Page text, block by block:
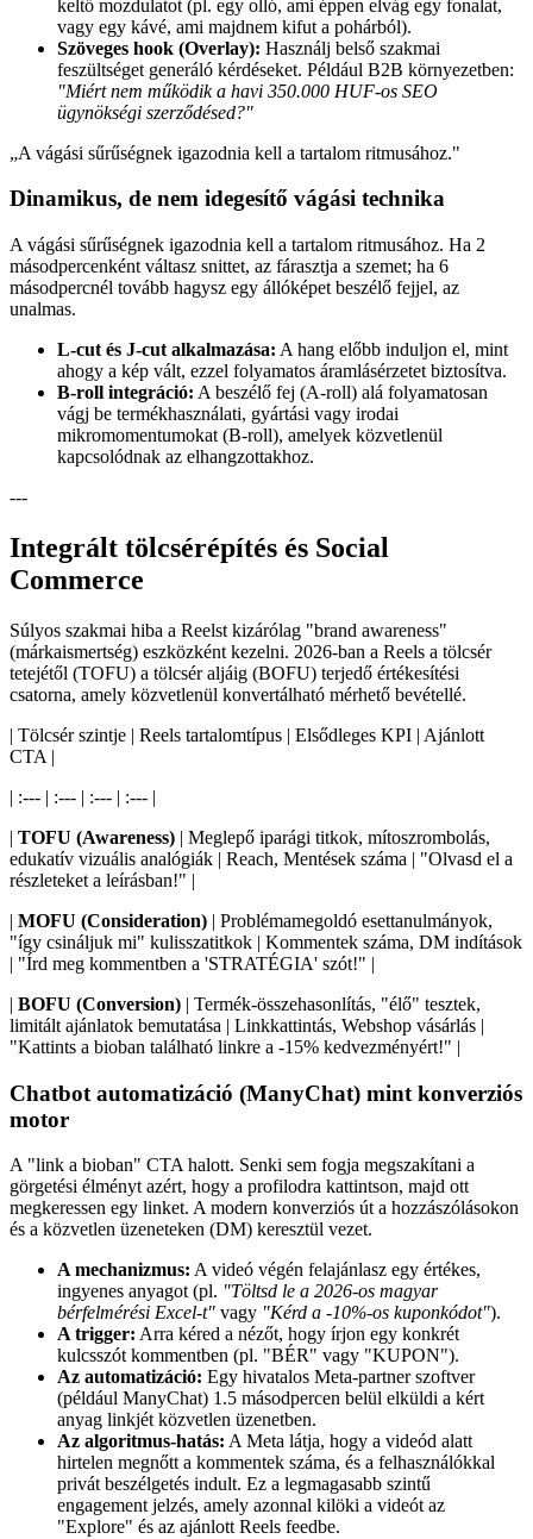
keltő mozdulatot (pl. egy olló, ami éppen elvág egy fonalat,
vagy egy kávé, ami majdnem kifut a pohárból).
Szöveges hook (Overlay): Használj belső szakmai
feszültséget generáló kérdéseket. Például B2B környezetben:
"Miért nem működik a havi 350.000 HUF-os SEO
ügynökségi szerződésed?"
„A vágási sűrűségnek igazodnia kell a tartalom ritmusához."
Dinamikus, de nem idegesítő vágási technika
A vágási sűrűségnek igazodnia kell a tartalom ritmusához. Ha 2
másodpercenként váltasz snittet, az fárasztja a szemet; ha 6
másodpercnél tovább hagysz egy állóképet beszélő fejjel, az
unalmas.
L-cut és J-cut alkalmazása: A hang előbb induljon el, mint
ahogy a kép vált, ezzel folyamatos áramlásérzetet biztosítva.
B-roll integráció: A beszélő fej (A-roll) alá folyamatosan
vágj be termékhasználati, gyártási vagy irodai
mikromomentumokat (B-roll), amelyek közvetlenül
kapcsolódnak az elhangzottakhoz.
---
Integrált tölcsérépítés és Social
Commerce
Súlyos szakmai hiba a Reelst kizárólag "brand awareness"
(márkaismertség) eszközként kezelni. 2026-ban a Reels a tölcsér
tetejétől (TOFU) a tölcsér aljáig (BOFU) terjedő értékesítési
csatorna, amely közvetlenül konvertálható mérhető bevétellé.
| Tölcsér szintje | Reels tartalomtípus | Elsődleges KPI | Ajánlott
CTA |
| :--- | :--- | :--- | :--- |
| TOFU (Awareness) | Meglepő iparági titkok, mítoszrombolás,
edukatív vizuális analógiák | Reach, Mentések száma | "Olvasd el a
részleteket a leírásban!" |
| MOFU (Consideration) | Problémamegoldó esettanulmányok,
"így csináljuk mi" kulisszatitkok | Kommentek száma, DM indítások
| "Írd meg kommentben a 'STRATÉGIA' szót!" |
| BOFU (Conversion) | Termék-összehasonlítás, "élő" tesztek,
limitált ajánlatok bemutatása | Linkkattintás, Webshop vásárlás |
"Kattints a bioban található linkre a -15% kedvezményért!" |
Chatbot automatizáció (ManyChat) mint konverziós
motor
A "link a bioban" CTA halott. Senki sem fogja megszakítani a
görgetési élményt azért, hogy a profilodra kattintson, majd ott
megkeressen egy linket. A modern konverziós út a hozzászólásokon
és a közvetlen üzeneteken (DM) keresztül vezet.
A mechanizmus: A videó végén felajánlasz egy értékes,
ingyenes anyagot (pl. "Töltsd le a 2026-os magyar
bérfelmérési Excel-t" vagy "Kérd a -10%-os kuponkódot").
A trigger: Arra kéred a nézőt, hogy írjon egy konkrét
kulcsszót kommentben (pl. "BÉR" vagy "KUPON").
Az automatizáció: Egy hivatalos Meta-partner szoftver
(például ManyChat) 1.5 másodpercen belül elküldi a kért
anyag linkjét közvetlen üzenetben.
Az algoritmus-hatás: A Meta látja, hogy a videód alatt
hirtelen megnőtt a kommentek száma, és a felhasználókkal
privát beszélgetés indult. Ez a legmagasabb szintű
engagement jelzés, amely azonnal kilöki a videót az
"Explore" és az ajánlott Reels feedbe.